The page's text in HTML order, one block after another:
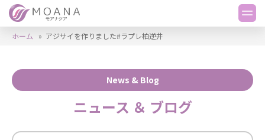
ホーム » アジサイを作りました#ラプレ柏逆井
News & Blog
ニュース ＆ ブログ